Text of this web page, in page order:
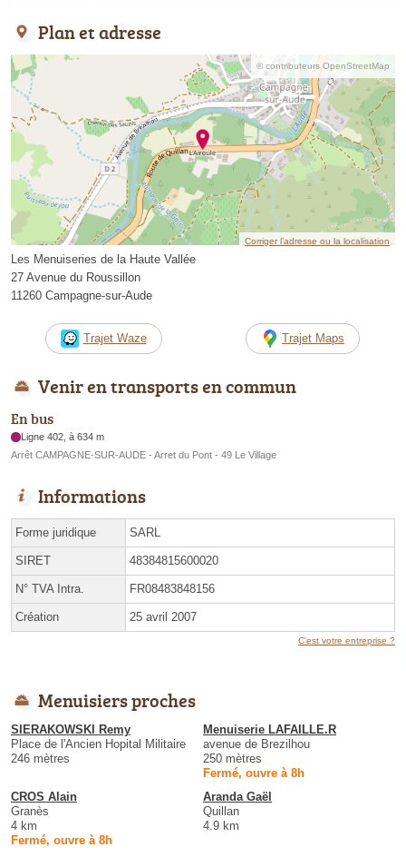
Plan et adresse
© contributeurs OpenStreetMap
Corriger l’adresse ou la localisation
Les Menuiseries de la Haute Vallée
27 Avenue du Roussillon
11260 Campagne-sur-Aude
Trajet Waze Trajet Maps
Venir en transports en commun
En bus
Ligne 402, à 634 m
Arrêt CAMPAGNE-SUR-AUDE - Arret du Pont - 49 Le Village
Informations
Forme juridique SARL
SIRET 48384815600020
N° TVA Intra. FR08483848156
Création 25 avril 2007
C'est votre entreprise ?
Menuisiers proches
SIERAKOWSKI Remy
Place de l'Ancien Hopital Militaire
246 mètres
Menuiserie LAFAILLE.R
avenue de Brezilhou
250 mètres
Fermé, ouvre à 8h
CROS Alain
Granès
4 km
Fermé, ouvre à 8h
Aranda Gaël
Quillan
4.9 km